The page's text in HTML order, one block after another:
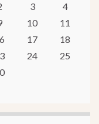
3
4
10
11
17
18
24
25